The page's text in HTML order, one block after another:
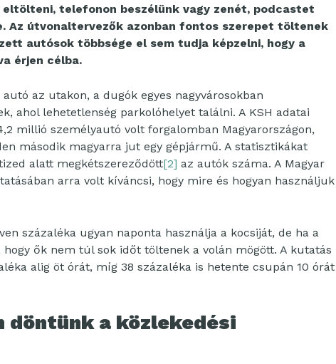
eltölteni, telefonon beszélünk vagy zenét, podcastet
Az útvonaltervezők azonban fontos szerepet töltenek
autósok többsége el sem tudja képzelni, hogy a
érjen célba.
az utakon, a dugók egyes nagyvárosokban
ahol lehetetlenség parkolóhelyet találni. A KSH adatai
millió személyautó volt forgalomban Magyarországon,
második magyarra jut egy gépjármű. A statisztikákat
alatt megkétszereződött[2] az autók száma. A Magyar
arra volt kíváncsi, hogy mire és hogyan használjuk
százaléka ugyan naponta használja a kocsiját, de ha a
ők nem túl sok időt töltenek a volán mögött. A kutatás
alig öt órát, míg 38 százaléka is hetente csupán 10 órát
döntünk a közlekedési